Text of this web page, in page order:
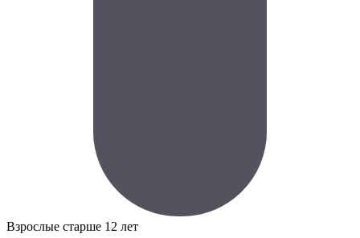
Взрослые старше 12 лет